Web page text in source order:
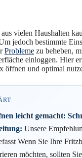
vielen Haushalten
jedoch bestimmte
Probleme zu beheben,
einloggen. Hier
öffnen und optimal
leicht gemacht:
Unsere
Wenn Sie Ihre
möchten, sollten